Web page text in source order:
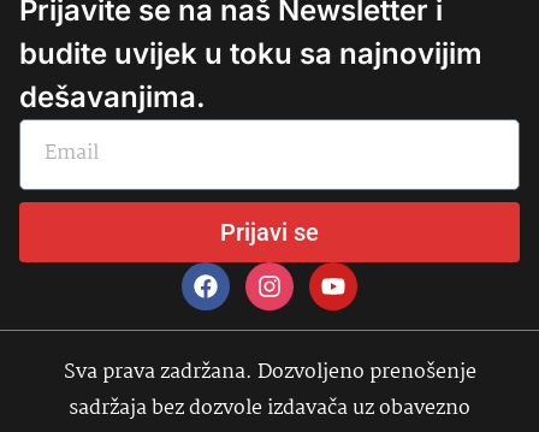
Prijavite se na naš Newsletter i
budite uvijek u toku sa najnovijim
dešavanjima.
Prijavi se
Sva prava zadržana. Dozvoljeno prenošenje
sadržaja bez dozvole izdavača uz obavezno